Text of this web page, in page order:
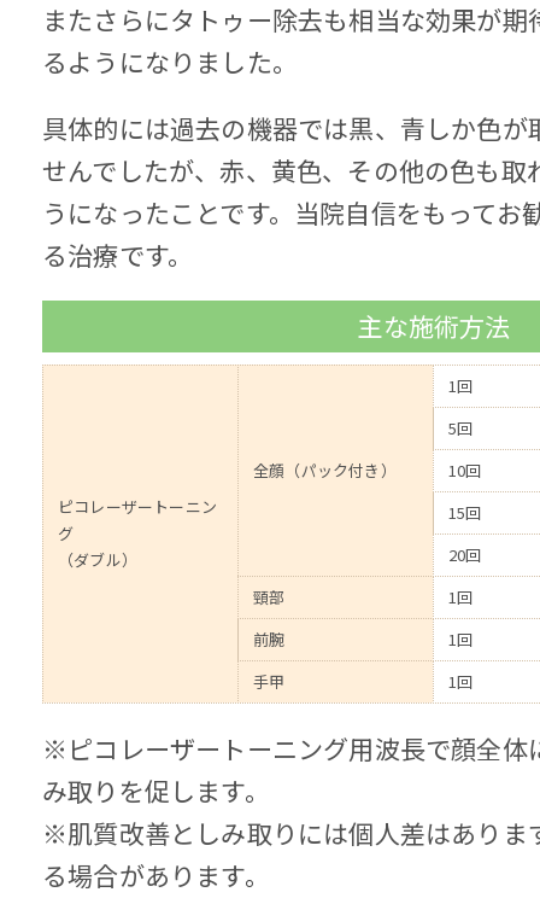
またさらにタトゥー除去も相当な効果が期
るようになりました。
具体的には過去の機器では黒、青しか色が
せんでしたが、赤、黄色、その他の色も取
うになったことです。当院自信をもってお
る治療です。
主な施術方法
ピコレーザートーニン
グ
（ダブル）
全顔（パック付き）
1回
5回
10回
15回
20回
頸部
1回
前腕
1回
手甲
1回
※ピコレーザートーニング用波長で顔全体
み取りを促します。
※肌質改善としみ取りには個人差はありま
る場合があります。